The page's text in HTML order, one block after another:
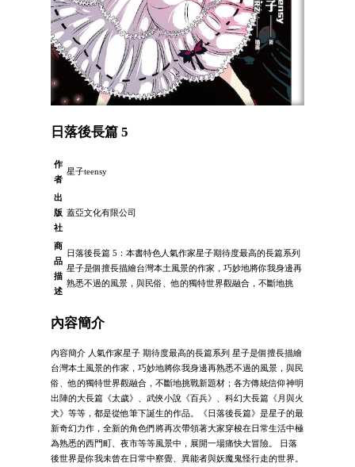
日落後長篇 5
作
者
星子teensy
出
版
社
蓋亞文化有限公司
商
品
描
述
日落後長篇 5：本書特色人氣作家星子期待度最高的長篇系列
星子是個擅長描繪台灣本土風景的作家，巧妙地將你我身邊再
熟悉不過的風景，與民俗、他的獨特世界觀融合，不斷地挑
內容簡介
內容簡介 人氣作家星子 期待度最高的長篇系列 星子是個擅長描繪
台灣本土風景的作家，巧妙地將你我身邊再熟悉不過的風景，與民
俗、他的獨特世界觀融合，不斷地挑戰新題材；各方傳統信仰神明
出陣的大長篇《太歲》、武俠小說《百兵》、科幻大長篇《月與火
犬》等等，都是從他筆下誕生的作品。《日落後長篇》是星子的最
新奇幻力作，全新的角色們將再次帶領著大家穿梭在日常生活中極
為熟悉的西門町、夜市等等風景中，展開一場痛快大冒險。 日落
後世界是你我未曾在日常中察覺、異能者與妖魔鬼怪行走的世界。